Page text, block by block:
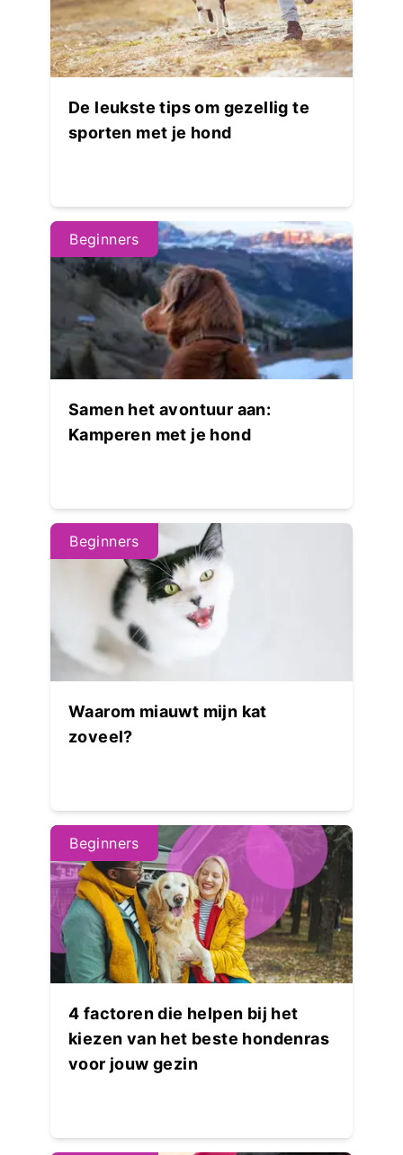
De leukste tips om gezellig te
sporten met je hond
Beginners
Samen het avontuur aan:
Kamperen met je hond
Beginners
Waarom miauwt mijn kat
zoveel?
Beginners
4 factoren die helpen bij het
kiezen van het beste hondenras
voor jouw gezin